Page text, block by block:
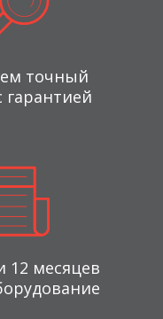
точный
гарантией
12 месяцев